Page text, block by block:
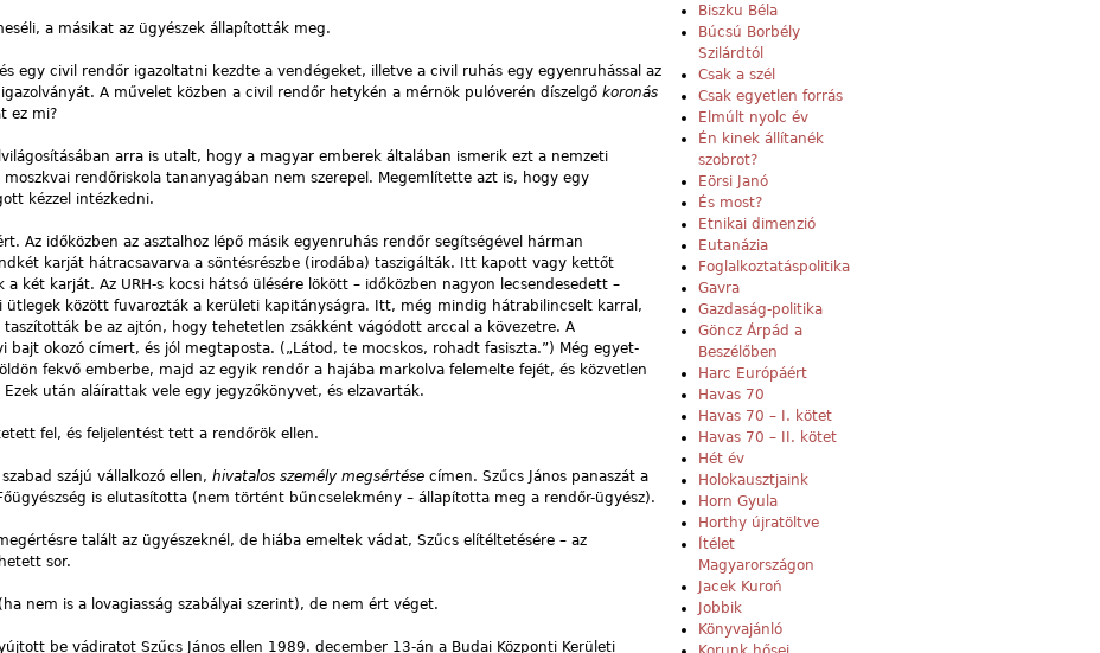
a másikat az ügyészek állapították meg.
egy civil rendőr igazoltatni kezdte a vendégeket, illetve a civil ruhás egy egyenruhással az
A művelet közben a civil rendőr hetykén a mérnök pulóverén díszelgő koronás
ez mi?
arra is utalt, hogy a magyar emberek általában ismerik ezt a nemzeti
rendőriskola tananyagában nem szerepel. Megemlítette azt is, hogy egy
kézzel intézkedni.
Az időközben az asztalhoz lépő másik egyenruhás rendőr segítségével hárman
karját hátracsavarva a söntésrészbe (irodába) taszigálták. Itt kapott vagy kettőt
két karját. Az URH-s kocsi hátsó ülésére lökött – időközben nagyon lecsendesedett –
ütlegek között fuvarozták a kerületi kapitányságra. Itt, még mindig hátrabilincselt karral,
be az ajtón, hogy tehetetlen zsákként vágódott arccal a kövezetre. A
bajt okozó címert, és jól megtaposta. („Látod, te mocskos, rohadt fasiszta.”) Még egyet-
fekvő emberbe, majd az egyik rendőr a hajába markolva felemelte fejét, és közvetlen
után aláírattak vele egy jegyzőkönyvet, és elzavarták.
fel, és feljelentést tett a rendőrök ellen.
szájú vállalkozó ellen, hivatalos személy megsértése címen. Szűcs János panaszát a
is elutasította (nem történt bűncselekmény – állapította meg a rendőr-ügyész).
talált az ügyészeknél, de hiába emeltek vádat, Szűcs elítéltetésére – az
sor.
nem is a lovagiasság szabályai szerint), de nem ért véget.
be vádiratot Szűcs János ellen 1989. december 13-án a Budai Központi Kerületi
Biszku Béla
Búcsú Borbély
Szilárdtól
Csak a szél
Csak egyetlen forrás
Elmúlt nyolc év
Én kinek állítanék
szobrot?
Eörsi Janó
És most?
Etnikai dimenzió
Eutanázia
Foglalkoztatáspolitika
Gavra
Gazdaság-politika
Göncz Árpád a
Beszélőben
Harc Európáért
Havas 70
Havas 70 – I. kötet
Havas 70 – II. kötet
Hét év
Holokausztjaink
Horn Gyula
Horthy újratöltve
Ítélet
Magyarországon
Jacek Kuroń
Jobbik
Könyvajánló